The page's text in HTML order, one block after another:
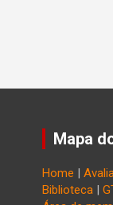
Mapa
Home |
Biblioteca|